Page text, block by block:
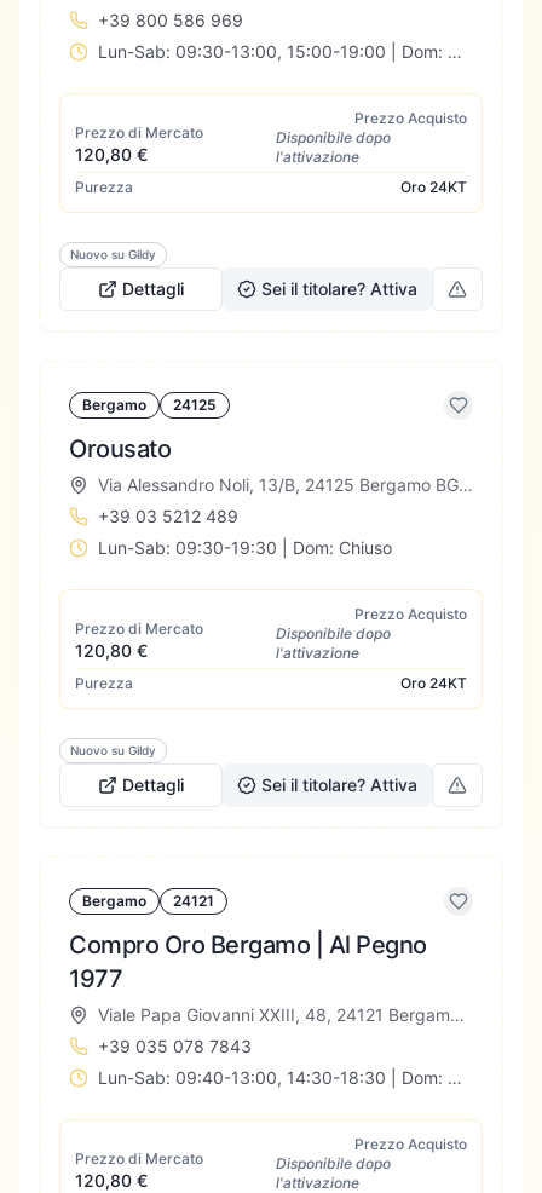
+39 800 586 969
Lun-Sab: 09:30-13:00, 15:00-19:00 | Dom: Chiuso
Prezzo di Mercato
120,80 €
Prezzo Acquisto
Disponibile dopo
l'attivazione
Purezza
Oro 24KT
Nuovo su Gildy
Dettagli Sei il titolare? Attiva
Bergamo 24125
Orousato
Via Alessandro Noli, 13/B, 24125 Bergamo BG, Italia
+39 03 5212 489
Lun-Sab: 09:30-19:30 | Dom: Chiuso
Prezzo di Mercato
120,80 €
Prezzo Acquisto
Disponibile dopo
l'attivazione
Purezza
Oro 24KT
Nuovo su Gildy
Dettagli Sei il titolare? Attiva
Bergamo 24121
Compro Oro Bergamo | Al Pegno
1977
Viale Papa Giovanni XXIII, 48, 24121 Bergamo BG, Italia
+39 035 078 7843
Lun-Sab: 09:40-13:00, 14:30-18:30 | Dom: Chiuso
Prezzo di Mercato
120,80 €
Prezzo Acquisto
Disponibile dopo
l'attivazione